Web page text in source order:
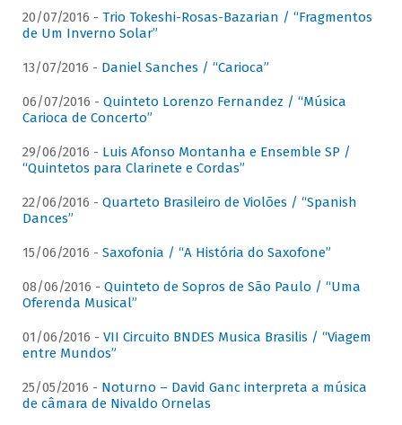
20/07/2016 - Trio Tokeshi-Rosas-Bazarian / “Fragmentos
de Um Inverno Solar”
13/07/2016 - Daniel Sanches / “Carioca”
06/07/2016 - Quinteto Lorenzo Fernandez / “Música
Carioca de Concerto”
29/06/2016 - Luis Afonso Montanha e Ensemble SP /
“Quintetos para Clarinete e Cordas”
22/06/2016 - Quarteto Brasileiro de Violões / “Spanish
Dances”
15/06/2016 - Saxofonia / “A História do Saxofone”
08/06/2016 - Quinteto de Sopros de São Paulo / “Uma
Oferenda Musical”
01/06/2016 - VII Circuito BNDES Musica Brasilis / “Viagem
entre Mundos”
25/05/2016 - Noturno – David Ganc interpreta a música
de câmara de Nivaldo Ornelas